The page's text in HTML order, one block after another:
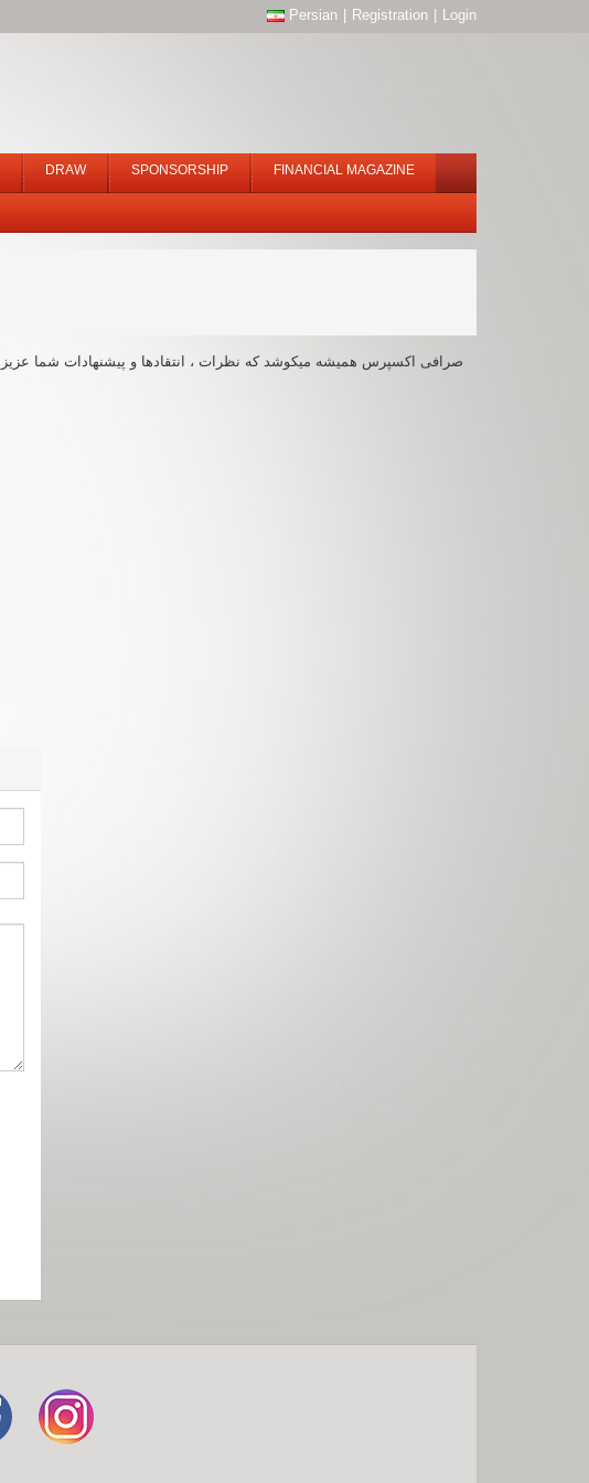
Login
Registration
Persian
DRAW SPONSORSHIP FINANCIAL MAGAZINE
صرافی اکسپرس همیشه میکوشد که نظرات ، انتقادها و پیشنهادات شما